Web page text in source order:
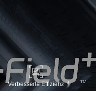
Verbesserte Effizienz